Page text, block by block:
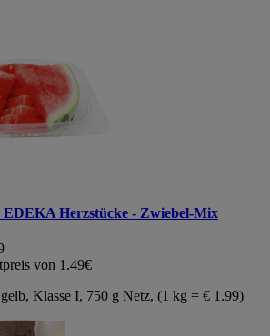
EDEKA Herzstücke - Zwiebel-Mix
von 1.49€
Klasse I, 750 g Netz, (1 kg = € 1.99)